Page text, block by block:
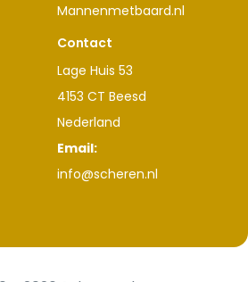
Mannenmetbaard.nl
Contact
Lage Huis 53
4153 CT Beesd
Nederland
Email:
info@scheren.nl